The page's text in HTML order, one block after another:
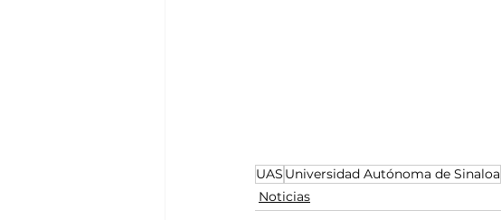
UAS Universidad Autónoma de Sinaloa
Noticias